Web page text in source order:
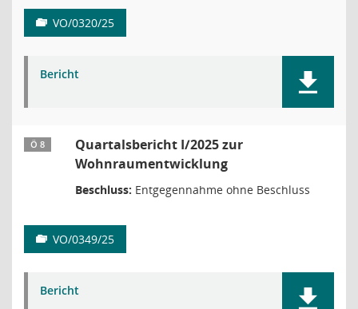
VO/0320/25
Bericht
Ö 8
Quartalsbericht I/2025 zur
Wohnraumentwicklung
Beschluss: Entgegennahme ohne Beschluss
VO/0349/25
Bericht